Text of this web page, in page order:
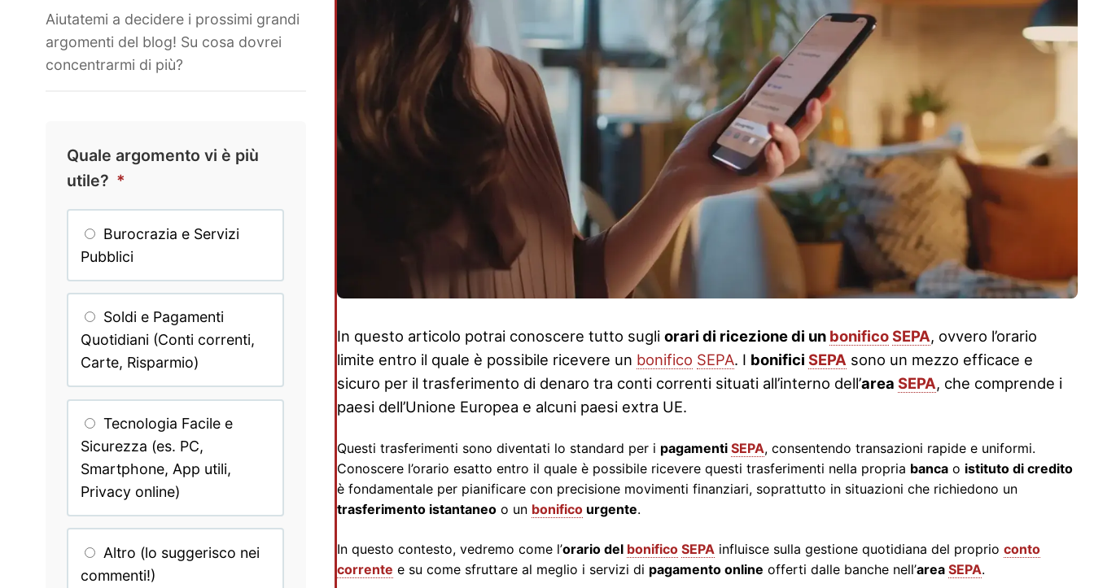
Aiutatemi a decidere i prossimi grandi
argomenti del blog! Su cosa dovrei
concentrarmi di più?
Quale argomento vi è più
utile? *
Burocrazia e Servizi
Pubblici
Soldi e Pagamenti
Quotidiani (Conti correnti,
Carte, Risparmio)
Tecnologia Facile e
Sicurezza (es. PC,
Smartphone, App utili,
Privacy online)
Altro (lo suggerisco nei
commenti!)
In questo articolo potrai conoscere tutto sugliorari di ricezione di un bonificoSEPA, ovvero l’orario
limite entro il quale è possibile ricevere un bonifico SEPA. I bonificiSEPA sono un mezzo efficace e
sicuro per il trasferimento di denaro tra conti correnti situati all’interno dell’areaSEPA, che comprende i
paesi dell’Unione Europea e alcuni paesi extra UE.
Questi trasferimenti sono diventati lo standard per i pagamentiSEPA, consentendo transazioni rapide e uniformi.
Conoscere l’orario esatto entro il quale è possibile ricevere questi trasferimenti nella propria banca o istituto di credito
è fondamentale per pianificare con precisione movimenti finanziari, soprattutto in situazioni che richiedono un
trasferimento istantaneo o un bonifico urgente.
In questo contesto, vedremo come l’orario del bonifico SEPA influisce sulla gestione quotidiana del proprioconto
corrente e su come sfruttare al meglio i servizi di pagamento online offerti dalle banche nell’areaSEPA.